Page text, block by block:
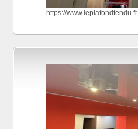
https://www.leplafondtendu.fr